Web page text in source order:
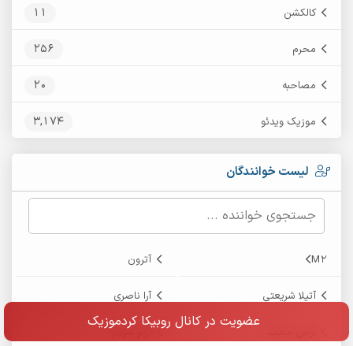
کالکشن 11
محرم 256
مصاحبه 20
موزیک ویدئو 3,174
لیست خوانندگان
M2 آترون
آتیلا شریعتی آرا ناصری
آرام سردار
عضویت در کانال روبیکا کردموزیک